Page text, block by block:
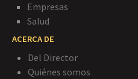
Empresas
Salud
ACERCA DE
Del Director
Quiénes somos